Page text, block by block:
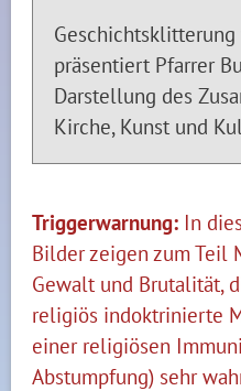
präsentiert Pfarrer
Darstellung des
Kirche, Kunst und
Triggerwarnung: In
Bilder zeigen zum Teil
Gewalt und Brutalität,
religiös indoktrinierte
einer religiösen
Abstumpfung) sehr